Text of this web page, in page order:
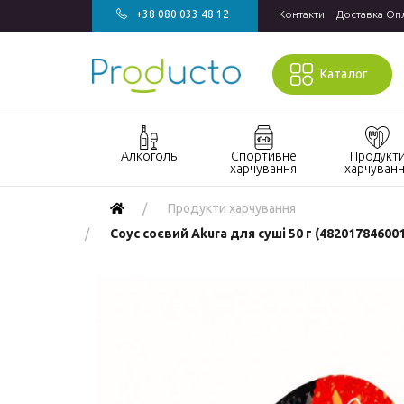
+38 080 033 48 12 Контакти Доставка
Каталог
Алкоголь
Акції алкоголь
Виски
Спортивне
харчування
харчування
Продукти
Макаронні
Продукти харчування
Соус соєвий Akura для суші 50 г